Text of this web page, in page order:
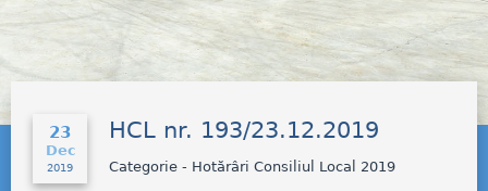
23
Dec
2019
HCL nr. 193/23.12.2019
Categorie - Hotărâri Consiliul Local 2019